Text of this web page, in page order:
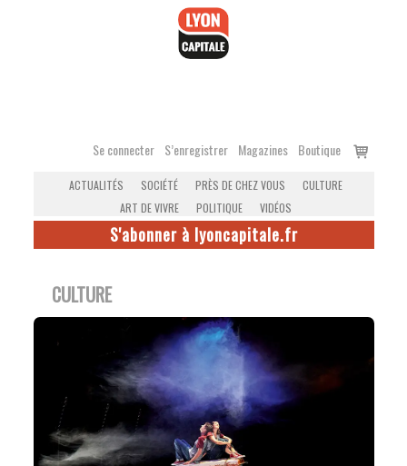
Se connecter S’enregistrer Magazines Boutique
Voir
ACTUALITÉS SOCIÉTÉ PRÈS DE CHEZ VOUS
CULTURE
ART DE VIVRE
POLITIQUE VIDÉOS
S'abonner à lyoncapitale.fr
CULTURE